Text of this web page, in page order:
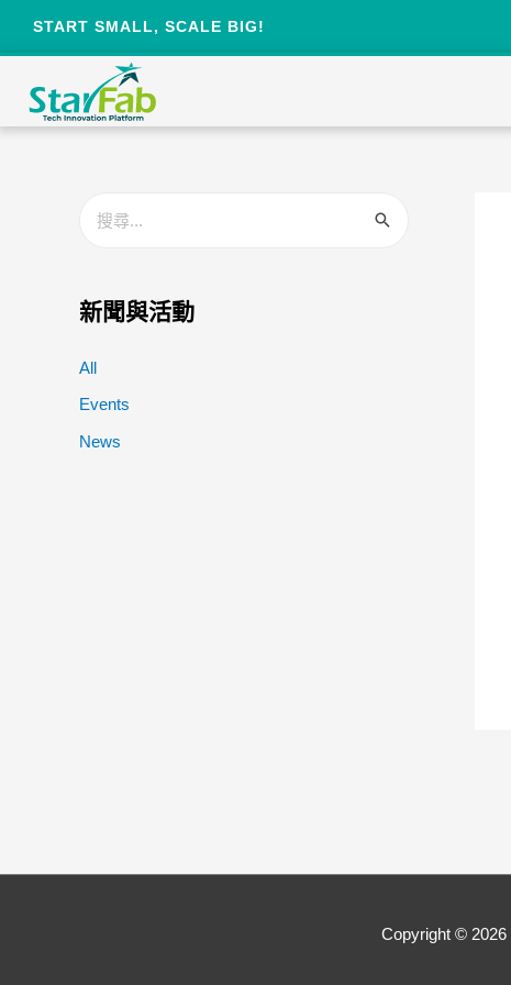
START SMALL, SCALE BIG!
新聞與活動
All
Events
News
Copyright © 2026